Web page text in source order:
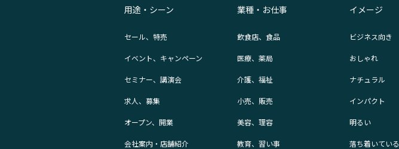
用途・シーン
セール、特売
イベント、キャンペーン
セミナー、講演会
求人、募集
オープン、開業
会社案内・店舗紹介
業種・お仕事
飲食店、食品
医療、薬局
介護、福祉
小売、販売
美容、理容
教育、習い事
イメージ
ビジネス向き
おしゃれ
ナチュラル
インパクト
明るい
落ち着いている